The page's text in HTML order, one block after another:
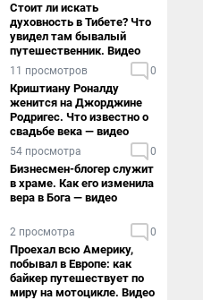
Стоит ли искать
духовность в Тибете? Что
увидел там бывалый
путешественник. Видео
11 просмотров 0
Криштиану Роналду
женится на Джорджине
Родригес. Что известно о
свадьбе века — видео
54 просмотра 0
Бизнесмен-блогер служит
в храме. Как его изменила
вера в Бога — видео
2 просмотра 0
Проехал всю Америку,
побывал в Европе: как
байкер путешествует по
миру на мотоцикле. Видео